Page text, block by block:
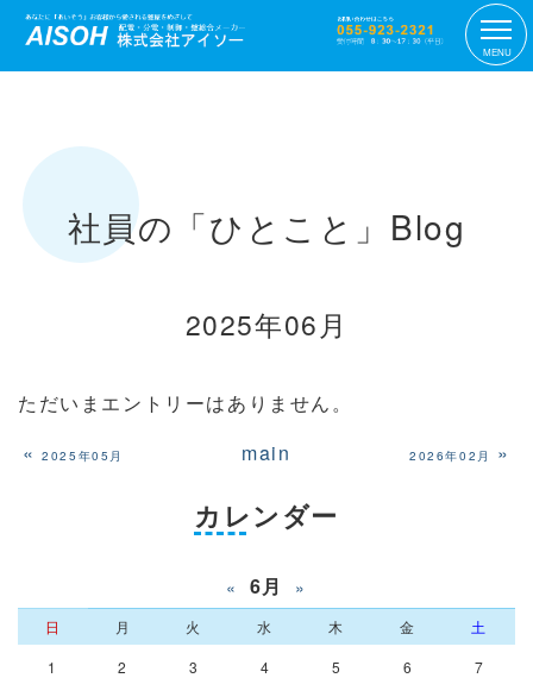
MENU
社員の「ひとこと」Blog
2025年06月
ただいまエントリーはありません。
«2025年05月 main 2026年02月 »
カレンダー
« 6月 »
日 月 火 水 木 金
土
1
2 3 4 5 6 7